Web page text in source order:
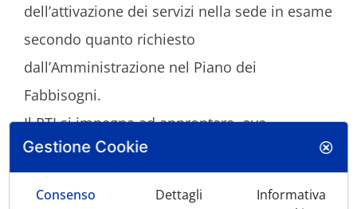
dell’attivazione dei servizi nella sede in esame
secondo quanto richiesto
dall’Amministrazione nel Piano dei
Fabbisogni.
Il RTI si impegna ad approntare, ove
necessario ed entro 15 gg lavorativi dalla
richiesta (o salvo diverso accordo tra le parti),
Gestione Cookie
Cookie Interceptor
Consenso Dettagli
Informativa